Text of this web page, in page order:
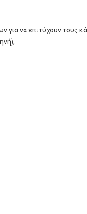
για να επιτύχουν τους